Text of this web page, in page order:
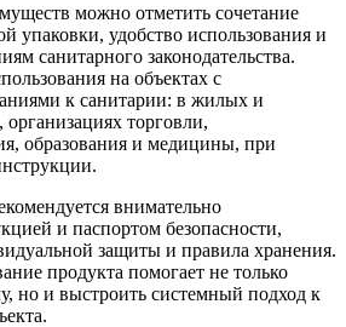
можно отметить сочетание
упаковки, удобство использования и
санитарного законодательства.
на объектах с
к санитарии: в жилых и
торговли,
образования и медицины, при
внимательно
и паспортом безопасности,
защиты и правила хранения.
продукта помогает не только
но и выстроить системный подход к